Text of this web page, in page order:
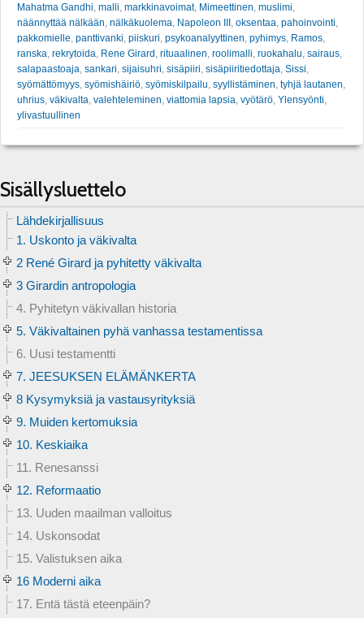
Mahatma Gandhi malli markkinavoimat, Mimeettinen muslimi
näännyttää nälkään nälkäkuolema Napoleon III oksentaa pahoinvointi
pakkomielle panttivanki piiskuri psykoanalyyttinen pyhimys Ramos
ranska rekrytoida Rene Girard rituaalinen roolimalli ruokahalu sairaus
salapaastoaja sankari sijaisuhri sisäpiiri sisäpiiritiedottaja Sissi
syömättömyys syömishäiriö syömiskilpailu syyllistäminen tyhjä lautanen
uhrius väkivalta valehteleminen viattomia lapsia vyötärö Ylensyönti
ylivastuullinen
Sisällysluettelo
Lähdekirjallisuus
1. Uskonto ja väkivalta
2 René Girard ja pyhitetty väkivalta
3 Girardin antropologia
4. Pyhitetyn väkivallan historia
5. Väkivaltainen pyhä vanhassa testamentissa
6. Uusi testamentti
7. JEESUKSEN ELÄMÄNKERTA
8 Kysymyksiä ja vastausyrityksiä
9. Muiden kertomuksia
10. Keskiaika
11. Renesanssi
12. Reformaatio
13. Uuden maailman valloitus
14. Uskonsodat
15. Valistuksen aika
16 Moderni aika
17. Entä tästä eteenpäin?